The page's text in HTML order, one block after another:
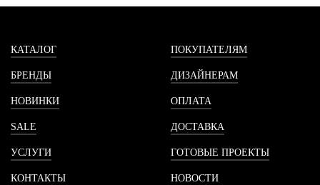
КАТАЛОГ
БРЕНДЫ
НОВИНКИ
SALE
УСЛУГИ
КОНТАКТЫ
ПОКУПАТЕЛЯМ
ДИЗАЙНЕРАМ
ОПЛАТА
ДОСТАВКА
ГОТОВЫЕ ПРОЕКТЫ
НОВОСТИ